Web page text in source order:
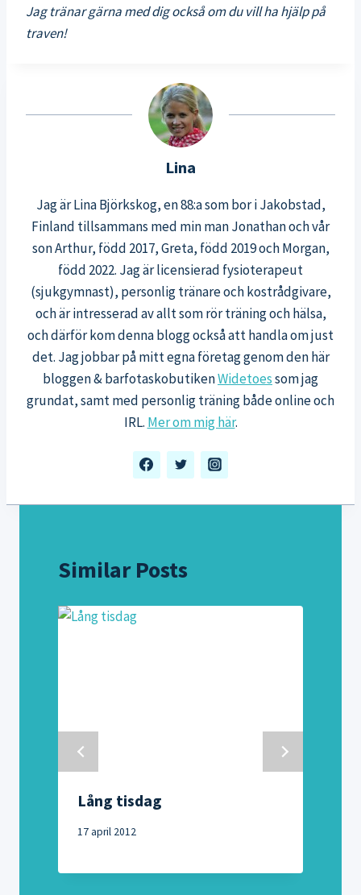
Jag tränar gärna med dig också om du vill ha hjälp på
traven!
Lina
Jag är Lina Björkskog, en 88:a som bor i Jakobstad,
Finland tillsammans med min man Jonathan och vår
son Arthur, född 2017, Greta, född 2019 och Morgan,
född 2022. Jag är licensierad fysioterapeut
(sjukgymnast), personlig tränare och kostrådgivare,
och är intresserad av allt som rör träning och hälsa,
och därför kom denna blogg också att handla om just
det. Jag jobbar på mitt egna företag genom den här
bloggen & barfotaskobutikenWidetoessom jag
grundat, samt med personlig träning både online och
IRL. Mer om mig här.
Similar Posts
Lång tisdag
17 april 2012